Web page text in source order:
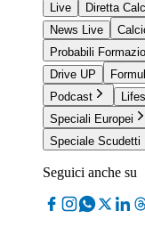
Live
Diretta
News Live
Probabili
Drive UP
Podcast
Speciali Europei
Speciale Scudetti
Seguici anche su